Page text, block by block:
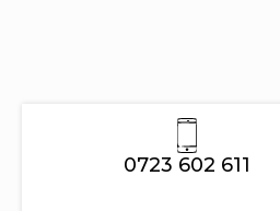
0723 602 611